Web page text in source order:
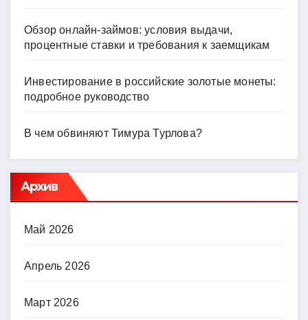
Обзор онлайн-займов: условия выдачи,
процентные ставки и требования к заемщикам
Инвестирование в российские золотые монеты:
подробное руководство
В чем обвиняют Тимура Турлова?
Архив
Май 2026
Апрель 2026
Март 2026